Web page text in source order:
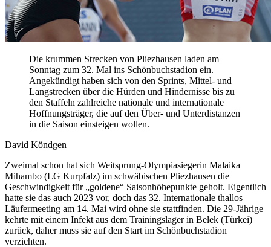
Die krummen Strecken von Pliezhausen laden am
Sonntag zum 32. Mal ins Schönbuchstadion ein.
Angekündigt haben sich von den Sprints, Mittel- und
Langstrecken über die Hürden und Hindernisse bis zu
den Staffeln zahlreiche nationale und internationale
Hoffnungsträger, die auf den Über- und Unterdistanzen
in die Saison einsteigen wollen.
David Köndgen
Zweimal schon hat sich Weitsprung-Olympiasiegerin Malaika
Mihambo (LG Kurpfalz) im schwäbischen Pliezhausen die
Geschwindigkeit für „goldene“ Saisonhöhepunkte geholt. Eigentlich
hatte sie das auch 2023 vor, doch das 32. Internationale thallos
Läufermeeting am 14. Mai wird ohne sie stattfinden. Die 29-Jährige
kehrte mit einem Infekt aus dem Trainingslager in Belek (Türkei)
zurück, daher muss sie auf den Start im Schönbuchstadion
verzichten.